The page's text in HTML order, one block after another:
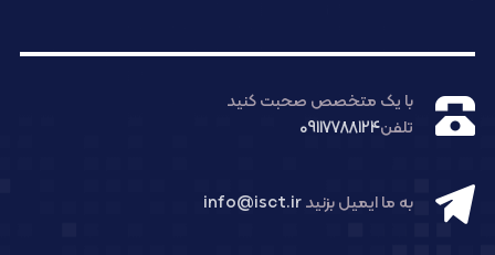
با یک متخصص صحبت کنید
تلفن09117788124
به ما ایمیل بزنیدinfo@isct.ir